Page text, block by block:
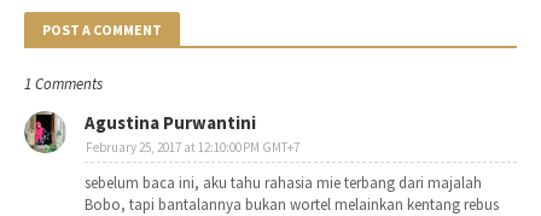
POST A COMMENT
1 Comments
Agustina Purwantini
February 25, 2017 at 12:10:00 PM GMT+7
sebelum baca ini, aku tahu rahasia mie terbang dari majalah
Bobo, tapi bantalannya bukan wortel melainkan kentang rebus